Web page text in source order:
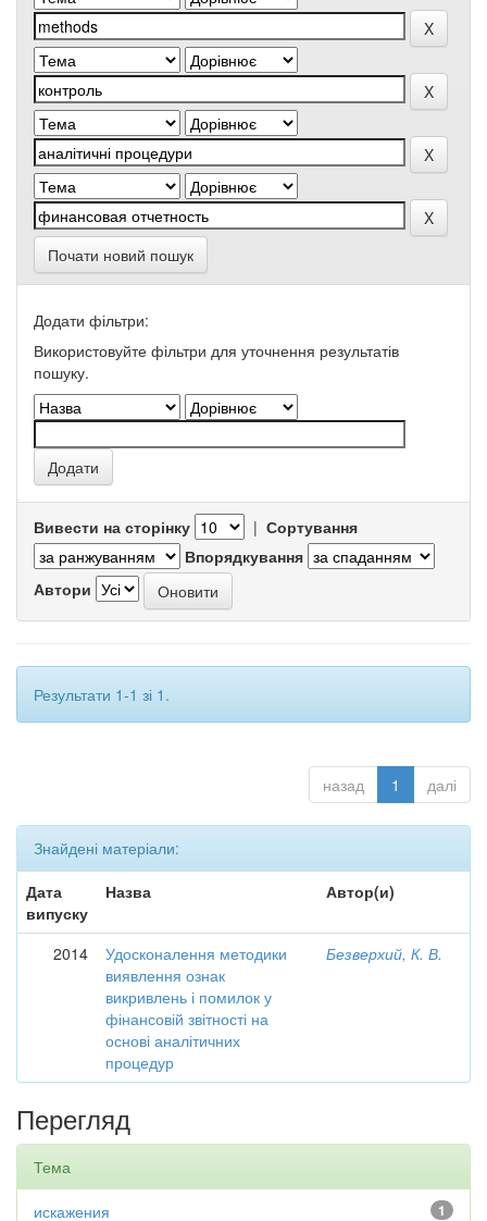
Почати новий пошук
Додати фільтри:
Використовуйте фільтри для уточнення результатів
пошуку.
Вивести на сторінку | Сортування
Впорядкування
Автори
Результати 1-1 зі 1.
назад 1 далі
Знайдені матеріали:
Дата
випуску
Назва Автор(и)
2014
Удосконалення методики
виявлення ознак
викривлень і помилок у
фінансовій звітності на
основі аналітичних
процедур
Безверхий, К. В.
Перегляд
Тема
1
искажения